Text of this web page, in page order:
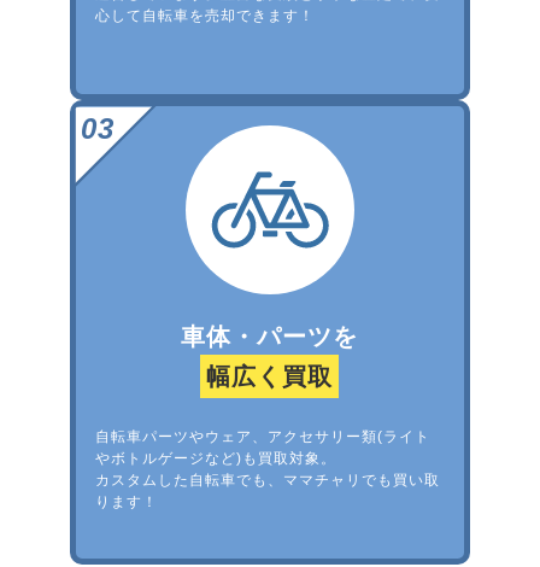
心して自転車を売却できます！
車体・パーツを
幅広く買取
自転車パーツやウェア、アクセサリー類(ライト
やボトルゲージなど)も買取対象。
カスタムした自転車でも、ママチャリでも買い取
ります！